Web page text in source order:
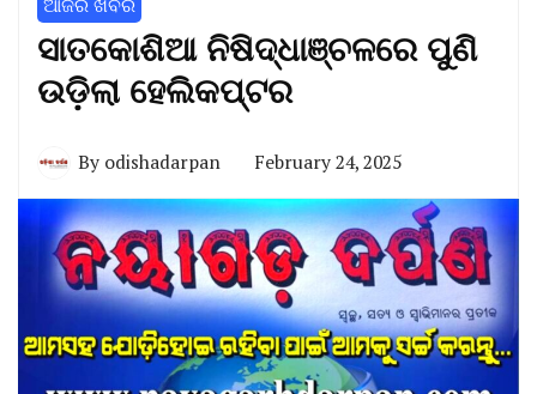
ସାତକୋଶିଆ ନିଷିଦ୍ଧାଞ୍ଚଳରେ ପୁଣି
ଉଡ଼ିଲା ହେଲିକପ୍ଟର
By odishadarpan February 24, 2025